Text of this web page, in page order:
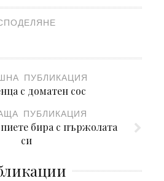
ПУБЛИКАЦИЯ
с доматен сос
ПУБЛИКАЦИЯ
бира с пържолата
си